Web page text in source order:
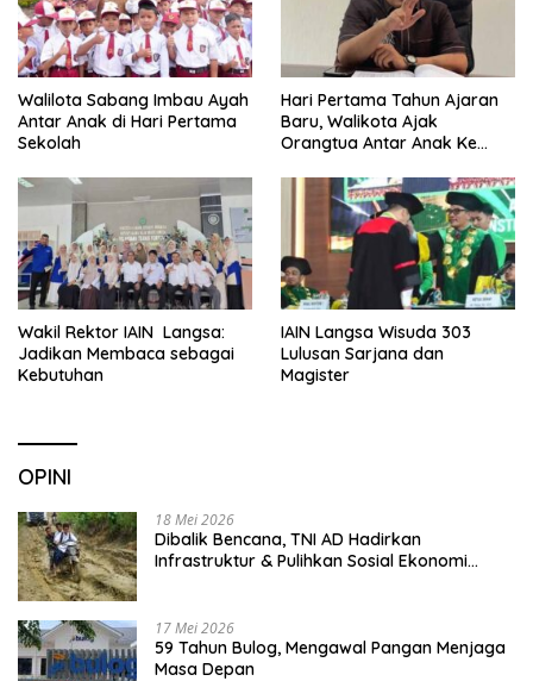
Walilota Sabang Imbau Ayah
Antar Anak di Hari Pertama
Sekolah
Hari Pertama Tahun Ajaran
Baru, Walikota Ajak
Orangtua Antar Anak Ke
Wakil Rektor IAIN Langsa:
Jadikan Membaca sebagai
Kebutuhan
IAIN Langsa Wisuda 303
Lulusan Sarjana dan
Magister
OPINI
18 Mei 2026
Dibalik Bencana, TNI AD Hadirkan
Infrastruktur & Pulihkan Sosial Ekonomi
17 Mei 2026
59 Tahun Bulog, Mengawal Pangan Menjaga
Masa Depan